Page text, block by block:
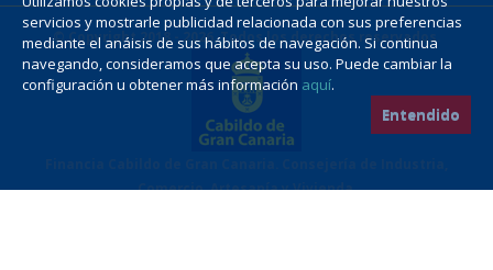
© Copyright 2018 - 2026. Todos los derechos reservados.
Comercio, Artesanía y Vivienda.
servicios y mostrarle publicidad relacionada con sus preferencias
mediante el anáisis de sus hábitos de navegación. Si continua
navegando, consideramos que acepta su uso. Puede cambiar la
configuración u obtener más información aquí.
Entendido